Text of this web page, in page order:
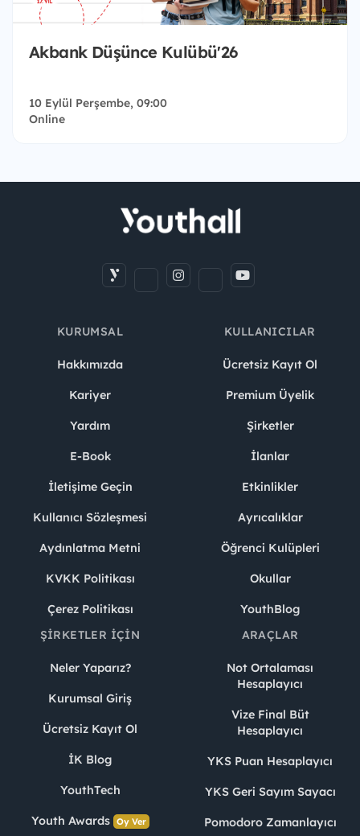
Akbank Düşünce Kulübü'26
10 Eylül Perşembe, 09:00
Online
KURUMSAL
Hakkımızda
Kariyer
Yardım
E-Book
İletişime Geçin
Kullanıcı Sözleşmesi
Aydınlatma Metni
KVKK Politikası
Çerez Politikası
KULLANICILAR
Ücretsiz Kayıt Ol
Premium Üyelik
Şirketler
İlanlar
Etkinlikler
Ayrıcalıklar
Öğrenci Kulüpleri
Okullar
YouthBlog
ŞIRKETLER İÇIN
Neler Yaparız?
Kurumsal Giriş
Ücretsiz Kayıt Ol
İK Blog
YouthTech
Youth Awards Oy Ver
ARAÇLAR
Not Ortalaması
Hesaplayıcı
Vize Final Büt
Hesaplayıcı
YKS Puan Hesaplayıcı
YKS Geri Sayım Sayacı
Pomodoro Zamanlayıcı